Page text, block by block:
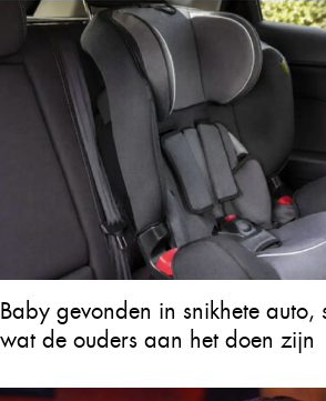
Baby gevonden in snikhete auto,
wat de ouders aan het doen zijn